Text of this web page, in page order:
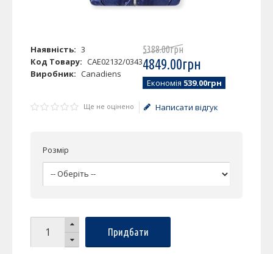
Наявність: 3
Код Товару: CAE02132/0343
Виробник: Canadiens
5388.00грн
4849.00грн
Економія 539.00грн
Ще не оцінено Написати відгук
Розмір
Придбати